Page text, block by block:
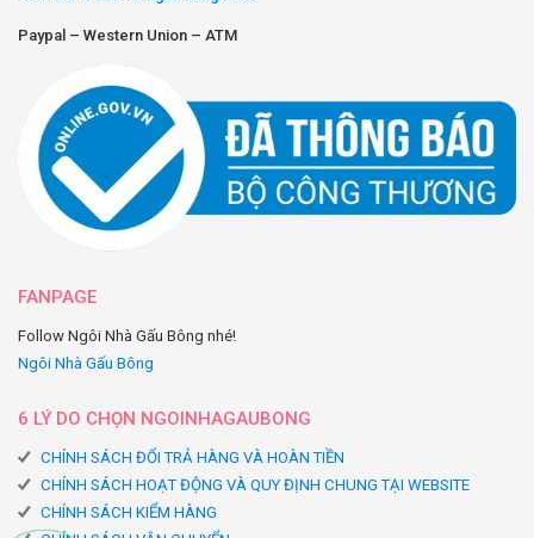
Paypal – Western Union – ATM
FANPAGE
Follow Ngôi Nhà Gấu Bông nhé!
Ngôi Nhà Gấu Bông
6 LÝ DO CHỌN NGOINHAGAUBONG
CHÍNH SÁCH ĐỔI TRẢ HÀNG VÀ HOÀN TIỀN
CHÍNH SÁCH HOẠT ĐỘNG VÀ QUY ĐỊNH CHUNG TẠI WEBSITE
CHÍNH SÁCH KIỂM HÀNG